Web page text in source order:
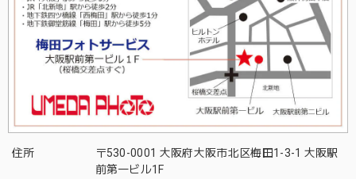
住所
〒530-0001 大阪府大阪市北区梅田1-3-1 大阪駅
前第一ビル1F